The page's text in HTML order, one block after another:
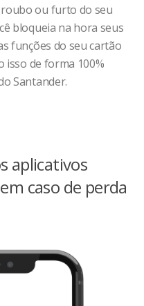
roubo ou furto do seu
bloqueia na hora seus
funções do seu cartão
isso de forma 100%
Santander.
aplicativos
caso de perda